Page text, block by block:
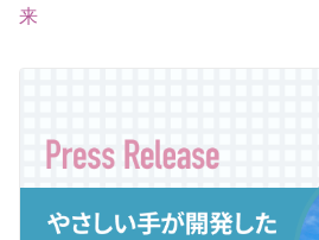
来